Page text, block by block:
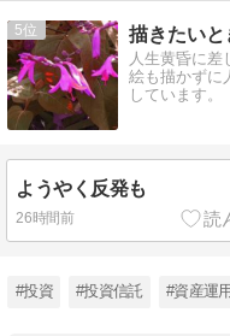
5
人生黄昏に差
絵も描かずに
しています。
ようやく反発も
26時間前
#投資 #投資信託 #資産運用